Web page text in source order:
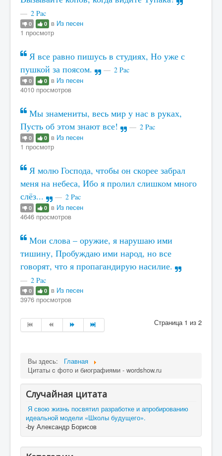
2 Pac
0 0 в Из песен
1 просмотр
Я все равно пишусь в студиях, Но уже с
пушкой за поясом.
2 Pac
0 0 в Из песен
4010 просмотров
Мы знамениты, весь мир у нас в руках,
Пусть об этом знают все!
2 Pac
0 0 в Из песен
1 просмотр
Я молю Господа, чтобы он скорее забрал
меня на небеса, Ибо я пролил слишком много
слёз...
2 Pac
0 0 в Из песен
4646 просмотров
Мои слова – оружие, я нарушаю ими
тишину, Пробуждаю ими народ, но все
говорят, что я пропагандирую насилие.
2 Pac
0 0 в Из песен
3976 просмотров
Страница 1 из 2
Вы здесь:
Главная
Цитаты c фото и биографиями - wordshow.ru
Случайная цитата
Я свою жизнь посвятил разработке и апробированию
идеальной модели «Школы будущего».
-by Александр Борисов